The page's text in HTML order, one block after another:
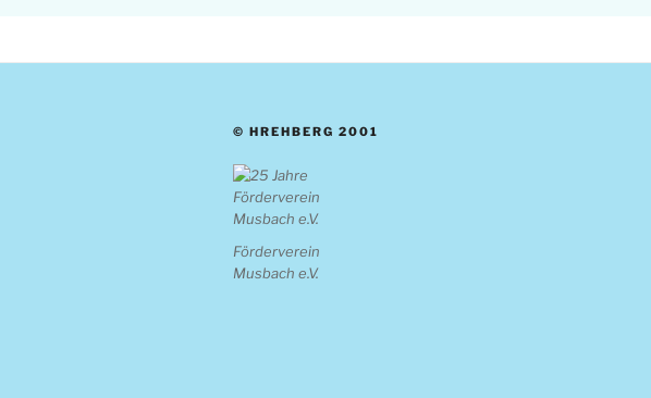
© HREHBERG 2001
Förderverein
Musbach e.V.